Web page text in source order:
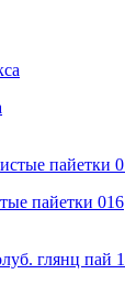
пайетки 016